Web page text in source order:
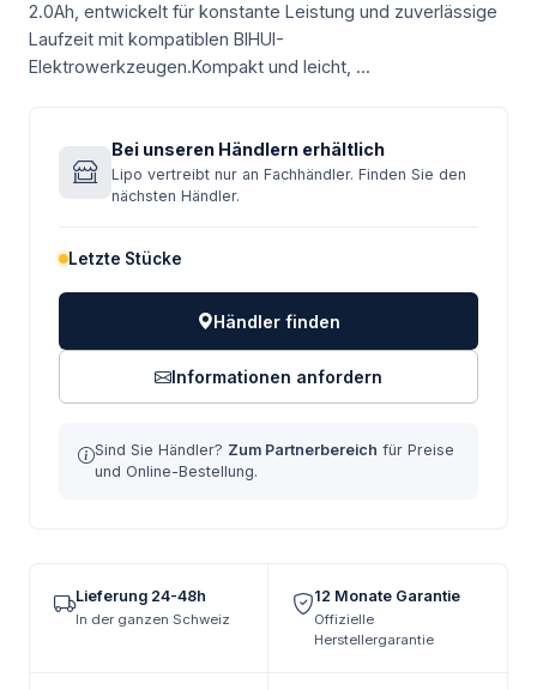
2.0Ah, entwickelt für konstante Leistung und zuverlässige
Laufzeit mit kompatiblen BIHUI-
Elektrowerkzeugen.Kompakt und leicht, ...
Bei unseren Händlern erhältlich
Lipo vertreibt nur an Fachhändler. Finden Sie den
nächsten Händler.
Letzte Stücke
Händler finden
Informationen anfordern
Sind Sie Händler? Zum Partnerbereich für Preise
und Online-Bestellung.
Lieferung 24-48h
In der ganzen Schweiz
12 Monate Garantie
Offizielle
Herstellergarantie